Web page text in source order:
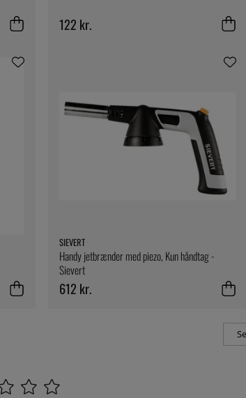
122 kr.
SIEVERT
Handy jetbrænder med piezo, Kun håndtag -
Sievert
612 kr.